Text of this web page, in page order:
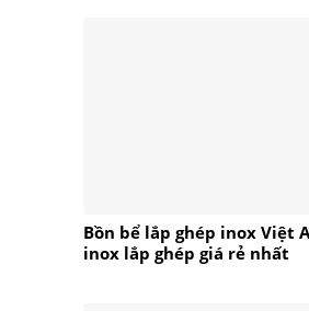
Bồn bể lắp ghép inox Việt
inox lắp ghép giá rẻ nhất